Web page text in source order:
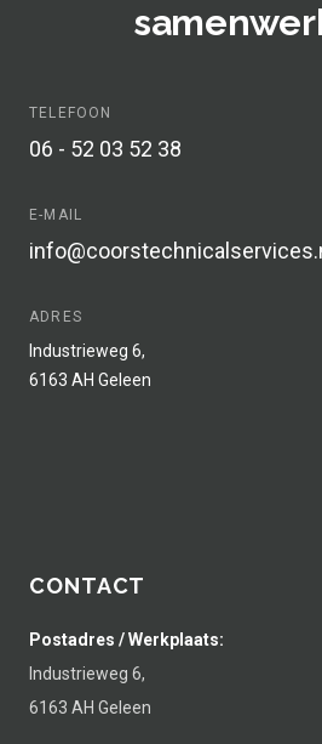
TELEFOON
06 - 52 03 52 38
E-MAIL
ADRES
Industrieweg 6,
6163 AH Geleen
CONTACT
Postadres / Werkplaats:
Industrieweg 6,
6163 AH Geleen